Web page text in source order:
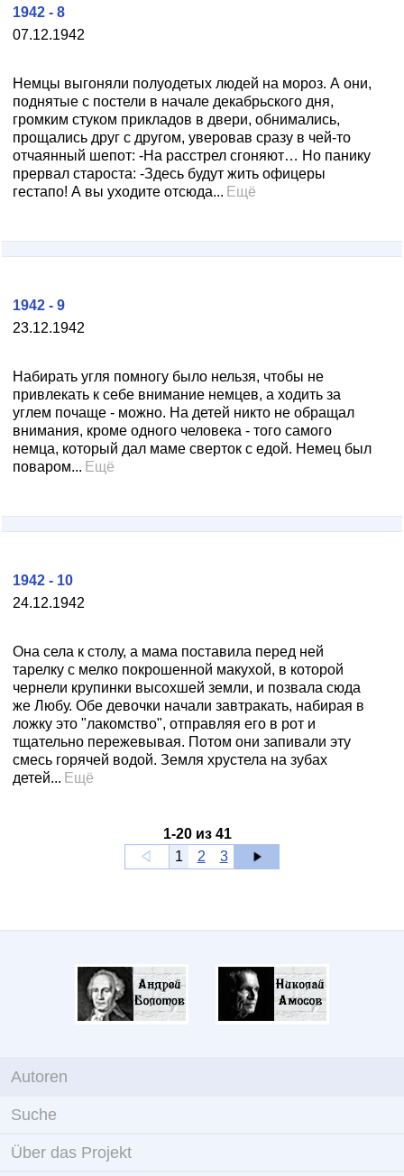
07.12.1942
1942 - 8
Немцы выгоняли полуодетых людей на мороз. А они,
поднятые с постели в начале декабрьского дня,
громким стуком прикладов в двери, обнимались,
прощались друг с другом, уверовав сразу в чей-то
отчаянный шепот: -На расстрел сгоняют… Но панику
прервал староста: -Здесь будут жить офицеры
гестапо! А вы уходите отсюда... Ещё
23.12.1942
1942 - 9
Набирать угля помногу было нельзя, чтобы не
привлекать к себе внимание немцев, а ходить за
углем почаще - можно. На детей никто не обращал
внимания, кроме одного человека - того самого
немца, который дал маме сверток с едой. Немец был
поваром... Ещё
24.12.1942
1942 - 10
Она села к столу, а мама поставила перед ней
тарелку с мелко покрошенной макухой, в которой
чернели крупинки высохшей земли, и позвала сюда
же Любу. Обе девочки начали завтракать, набирая в
ложку это "лакомство", отправляя его в рот и
тщательно пережевывая. Потом они запивали эту
смесь горячей водой. Земля хрустела на зубах
детей... Ещё
1-20 из 41
1
2 3
Autoren
Suche
Über das Projekt